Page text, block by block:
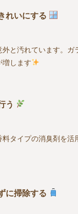
れいにする
外と汚れています。ガ
増します
う
タイプの消臭剤を活
に掃除する